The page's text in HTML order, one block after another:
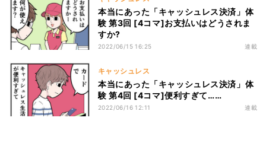
本当にあった「キャッシュレス決済」体
験 第3回 [4コマ]お支払いはどうされま
すか?
2022/06/15 16:25 連載
キャッシュレス
本当にあった「キャッシュレス決済」体
験 第4回 [4コマ]便利すぎて……
2022/06/16 12:11 連載